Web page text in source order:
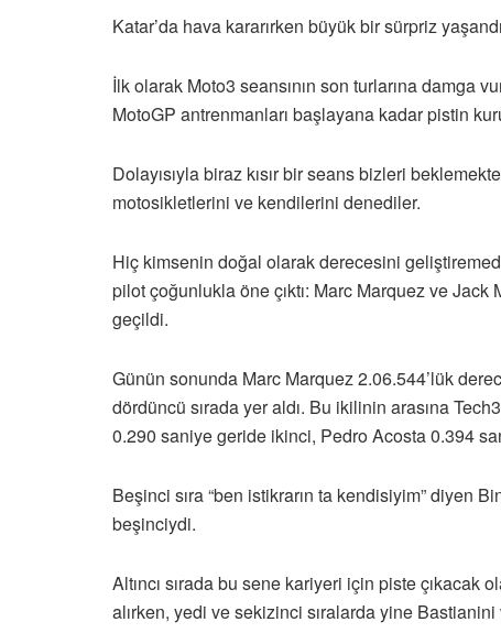
Katar’da hava kararırken büyük bir sürpriz
İlk olarak Moto3 seansının son turlarına damga
MotoGP antrenmanları başlayana kadar pistin
Dolayısıyla biraz kısır bir seans bizleri
motosikletlerini ve kendilerini denediler.
Hiç kimsenin doğal olarak derecesini
pilot çoğunlukla öne çıktı: Marc Marquez ve
geçildi.
Günün sonunda Marc Marquez 2.06.544’lük
dördüncü sırada yer aldı. Bu ikilinin arasına
0.290 saniye geride ikinci, Pedro Acosta 0.394
Beşinci sıra “ben istikrarın ta kendisiyim” diyen
beşinciydi.
Altıncı sırada bu sene kariyeri için piste
alırken, yedi ve sekizinci sıralarda yine